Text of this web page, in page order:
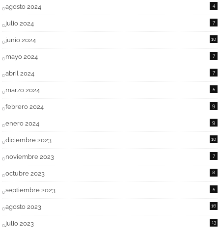
agosto 2024 4
julio 2024 7
junio 2024 10
mayo 2024 7
abril 2024 7
marzo 2024 5
febrero 2024 9
enero 2024 9
diciembre 2023 10
noviembre 2023 7
octubre 2023 8
septiembre 2023 5
agosto 2023 16
julio 2023 13